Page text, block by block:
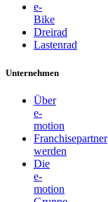
e-
Bike
Dreirad
Lastenrad
Unternehmen
Über
e-
motion
Franchisepartner
werden
Die
e-
motion